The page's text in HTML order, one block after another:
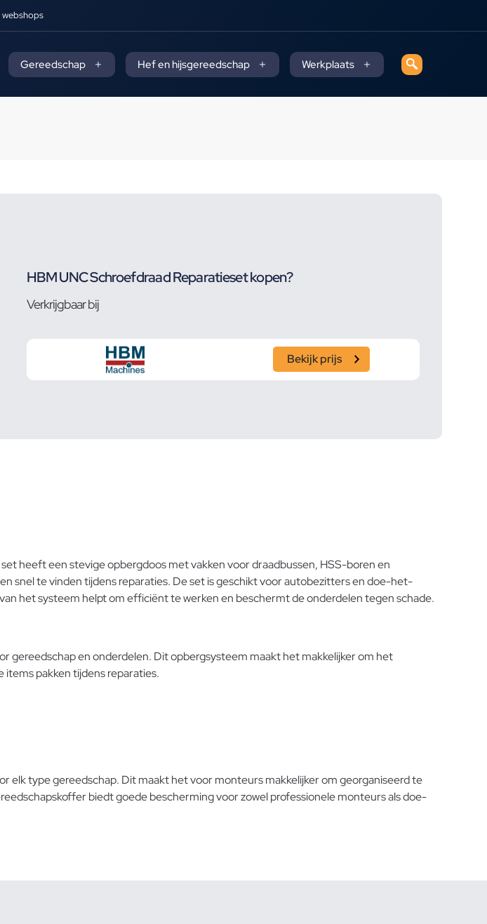
webshops
Gereedschap Hef en hijsgereedschap Werkplaats
HBM UNC Schroefdraad Reparatieset kopen?
Verkrijgbaar bij
Bekijk prijs
heeft een stevige opbergdoos met vakken voor draadbussen, HSS-boren en
snel te vinden tijdens reparaties. De set is geschikt voor autobezitters en doe-het-
het systeem helpt om efficiënt te werken en beschermt de onderdelen tegen schade.
gereedschap en onderdelen. Dit opbergsysteem maakt het makkelijker om het
pakken tijdens reparaties.
type gereedschap. Dit maakt het voor monteurs makkelijker om georganiseerd te
biedt goede bescherming voor zowel professionele monteurs als doe-